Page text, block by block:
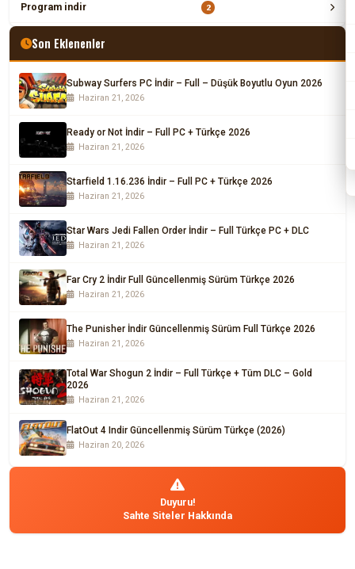
Program indir 2
Son Eklenenler
Subway Surfers PC İndir – Full – Düşük Boyutlu Oyun 2026
Haziran 21, 2026
Ready or Not İndir – Full PC + Türkçe 2026
Haziran 21, 2026
Starfield 1.16.236 İndir – Full PC + Türkçe 2026
Haziran 21, 2026
Star Wars Jedi Fallen Order İndir – Full Türkçe PC + DLC
Haziran 21, 2026
Far Cry 2 İndir Full Güncellenmiş Sürüm Türkçe 2026
Haziran 21, 2026
The Punisher İndir Güncellenmiş Sürüm Full Türkçe 2026
Haziran 21, 2026
Total War Shogun 2 İndir – Full Türkçe + Tüm DLC – Gold
2026
Haziran 21, 2026
FlatOut 4 Indir Güncellenmiş Sürüm Türkçe (2026)
Haziran 20, 2026
Duyuru!
Sahte Siteler Hakkında